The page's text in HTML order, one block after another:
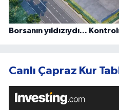
Borsanın yıldızıydı...
Canlı Çapraz Kur